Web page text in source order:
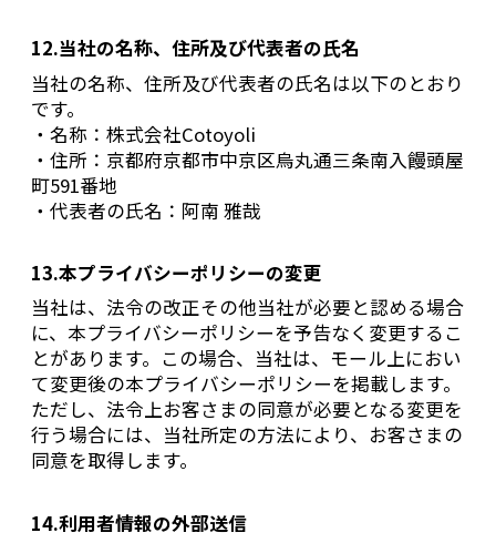
12.当社の名称、住所及び代表者の氏名
当社の名称、住所及び代表者の氏名は以下のとおり
です。
・名称：株式会社Cotoyoli
・住所：京都府京都市中京区烏丸通三条南入饅頭屋
町591番地
・代表者の氏名：阿南 雅哉
13.本プライバシーポリシーの変更
当社は、法令の改正その他当社が必要と認める場合
に、本プライバシーポリシーを予告なく変更するこ
とがあります。この場合、当社は、モール上におい
て変更後の本プライバシーポリシーを掲載します。
ただし、法令上お客さまの同意が必要となる変更を
行う場合には、当社所定の方法により、お客さまの
同意を取得します。
14.利用者情報の外部送信